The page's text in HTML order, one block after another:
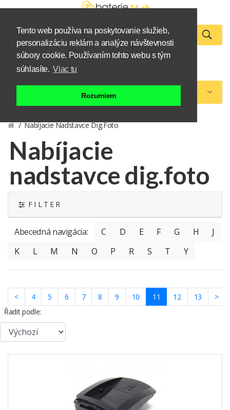
Tento web používa na poskytovanie služieb,
personalizáciu reklám a analýze návštevnosti
súbory cookie. Používaním tohto webu s tým
súhlasíte. Viac tu
Rozumiem
Košík Zákazník
Kategórie eshopu
Nabíjacie Nadstavce Dig.foto
Nabíjacie
nadstavce dig.foto
F I L T E R
Abecedná navigácia: C D E F G H
J
K
L M N O P R S T Y
< 4 5 6 7 8 9 10 11 (current)
12 13
>
Řadit podle: